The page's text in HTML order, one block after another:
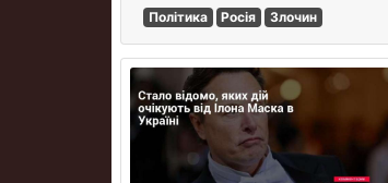
Політика Росія Злочин